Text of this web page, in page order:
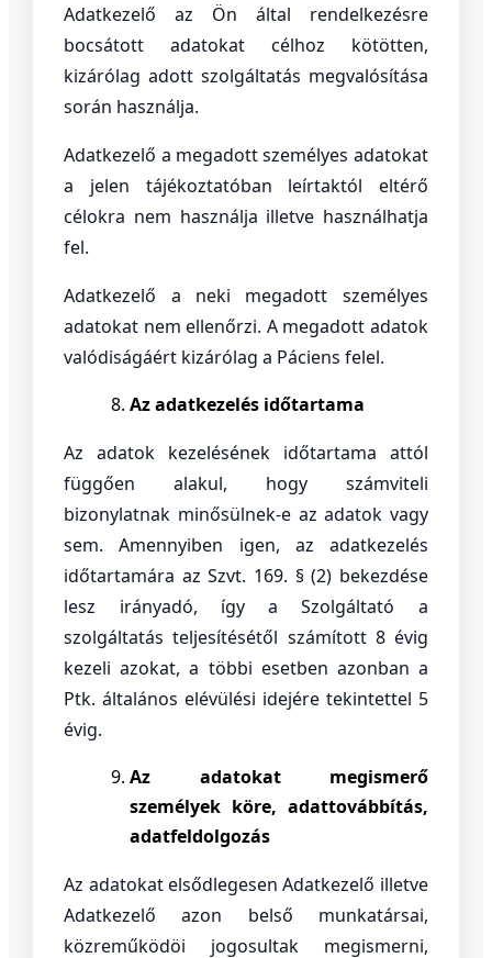
Adatkezelő az Ön által rendelkezésre
bocsátott adatokat célhoz kötötten,
kizárólag adott szolgáltatás megvalósítása
során használja.
Adatkezelő a megadott személyes adatokat
a jelen tájékoztatóban leírtaktól eltérő
célokra nem használja illetve használhatja
fel.
Adatkezelő a neki megadott személyes
adatokat nem ellenőrzi. A megadott adatok
valódiságáért kizárólag a Páciens felel.
Az adatkezelés időtartama
Az adatok kezelésének időtartama attól
függően alakul, hogy számviteli
bizonylatnak minősülnek-e az adatok vagy
sem. Amennyiben igen, az adatkezelés
időtartamára az Szvt. 169. § (2) bekezdése
lesz irányadó, így a Szolgáltató a
szolgáltatás teljesítésétől számított 8 évig
kezeli azokat, a többi esetben azonban a
Ptk. általános elévülési idejére tekintettel 5
évig.
Az adatokat megismerő
személyek köre, adattovábbítás,
adatfeldolgozás
Az adatokat elsődlegesen Adatkezelő illetve
Adatkezelő azon belső munkatársai,
közreműködöi jogosultak megismerni,